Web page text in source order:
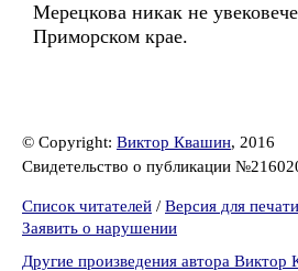
Мерецкова никак не
Приморском крае.
© Copyright: Виктор Квашин, 2016
Свидетельство о публикации
Список читателей / Версия для печати
Заявить о нарушении
Другие произведения автора Виктор